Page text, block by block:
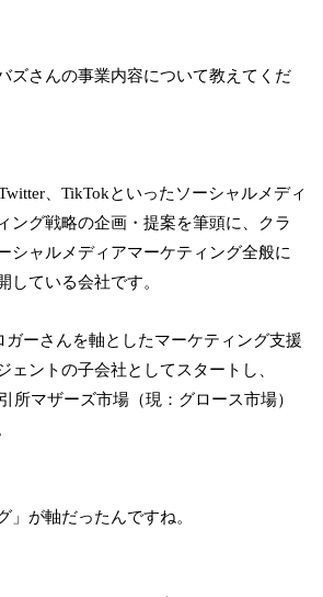
ズさんの事業内容について教えてくだ
、TikTokといったソーシャルメディ
ング戦略の企画・提案を筆頭に、クラ
シャルメディアマーケティング全般に
している会社です。
ガーさんを軸としたマーケティング支援
ェントの子会社としてスタートし、
所マザーズ市場（現：グロース市場）
」が軸だったんですね。